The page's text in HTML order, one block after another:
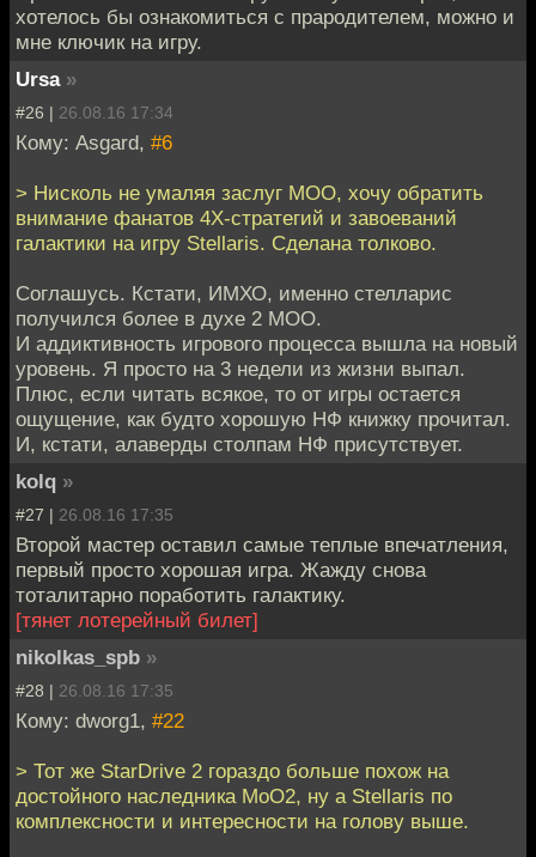
хотелось бы ознакомиться с прародителем, можно и
мне ключик на игру.
Ursa »
#26 | 26.08.16 17:34
Кому: Asgard, #6
> Нисколь не умаляя заслуг МОО, хочу обратить
внимание фанатов 4X-стратегий и завоеваний
галактики на игру Stellaris. Сделана толково.
Соглашусь. Кстати, ИМХО, именно стелларис
получился более в духе 2 МОО.
И аддиктивность игрового процесса вышла на новый
уровень. Я просто на 3 недели из жизни выпал.
Плюс, если читать всякое, то от игры остается
ощущение, как будто хорошую НФ книжку прочитал.
И, кстати, алаверды столпам НФ присутствует.
kolq »
#27 | 26.08.16 17:35
Второй мастер оставил самые теплые впечатления,
первый просто хорошая игра. Жажду снова
тоталитарно поработить галактику.
[тянет лотерейный билет]
nikolkas_spb »
#28 | 26.08.16 17:35
Кому: dworg1, #22
> Тот же StarDrive 2 гораздо больше похож на
достойного наследника MoO2, ну а Stellaris по
комплексности и интересности на голову выше.